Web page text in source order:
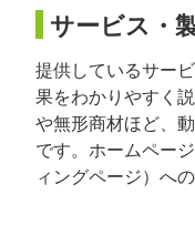
サービス・
提供しているサー
果をわかりやすく
や無形商材ほど、
です。ホームペー
ィングページ）へ